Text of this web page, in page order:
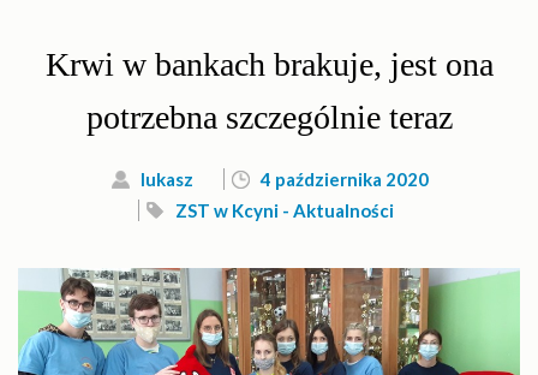
Krwi w bankach brakuje, jest ona
potrzebna szczególnie teraz
lukasz
4 października 2020
ZST w Kcyni - Aktualności